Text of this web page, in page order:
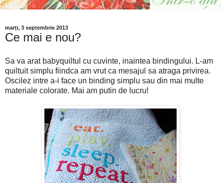
marți, 3 septembrie 2013
Ce mai e nou?
Sa va arat babyquiltul cu cuvinte, inaintea bindingului. L-am
quiltuit simplu fiindca am vrut ca mesajul sa atraga privirea.
Oscilez intre a-i face un binding simplu sau din mai multe
materiale colorate. Mai am putin de lucru!